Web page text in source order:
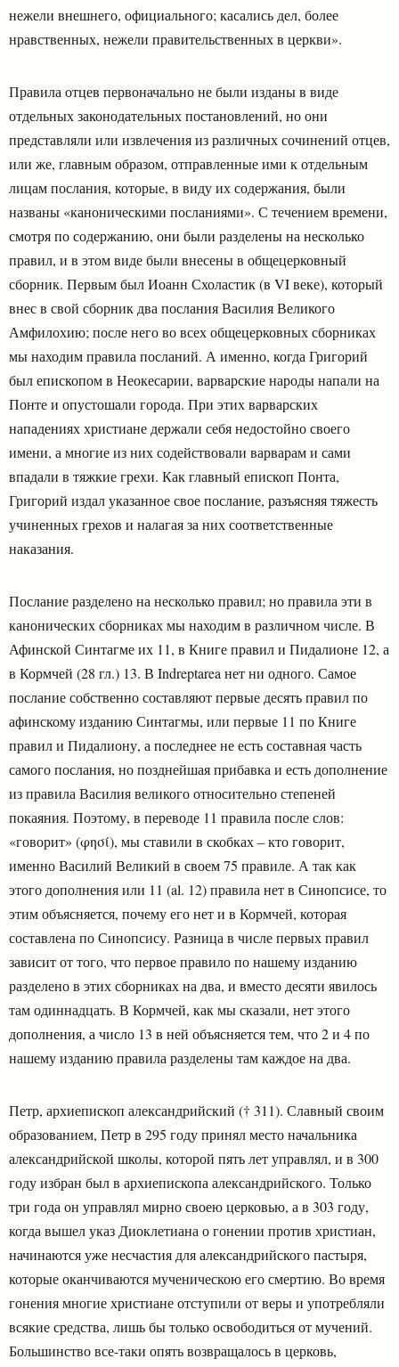
нежели внешнего, официального; касались дел, более
нравственных, нежели правительственных в церкви».
Правила отцев первоначально не были изданы в виде
отдельных законодательных постановлений, но они
представляли или извлечения из различных сочинений отцев,
или же, главным образом, отправленные ими к отдельным
лицам послания, которые, в виду их содержания, были
названы «каноническими посланиями». С течением времени,
смотря по содержанию, они были разделены на несколько
правил, и в этом виде были внесены в общецерковный
сборник. Первым был Иоанн Схоластик (в VI веке), который
внес в свой сборник два послания Василия Великого
Амфилохию; после него во всех общецерковных сборниках
мы находим правила посланий. А именно, когда Григорий
был епископом в Неокесарии, варварские народы напали на
Понте и опустошали города. При этих варварских
нападениях христиане держали себя недостойно своего
имени, а многие из них содействовали варварам и сами
впадали в тяжкие грехи. Как главный епископ Понта,
Григорий издал указанное свое послание, разъясняя тяжесть
учиненных грехов и налагая за них соответственные
наказания.
Послание разделено на несколько правил; но правила эти в
канонических сборниках мы находим в различном числе. В
Афинской Синтагме их 11, в Книге правил и Пидалионе 12, а
в Кормчей (28 гл.) 13. В Indreptarea нет ни одного. Самое
послание собственно составляют первые десять правил по
афинскому изданию Синтагмы, или первые 11 по Книге
правил и Пидалиону, а последнее не есть составная часть
самого послания, но позднейшая прибавка и есть дополнение
из правила Василия великого относительно степеней
покаяния. Поэтому, в переводе 11 правила после слов:
«говорит» (φησί), мы ставили в скобках – кто говорит,
именно Василий Великий в своем 75 правиле. А так как
этого дополнения или 11 (al. 12) правила нет в Синопсисе, то
этим объясняется, почему его нет и в Кормчей, которая
составлена по Синопсису. Разница в числе первых правил
зависит от того, что первое правило по нашему изданию
разделено в этих сборниках на два, и вместо десяти явилось
там одиннадцать. В Кормчей, как мы сказали, нет этого
дополнения, а число 13 в ней объясняется тем, что 2 и 4 по
нашему изданию правила разделены там каждое на два.
Петр, архиепископ александрийский († 311). Славный своим
образованием, Петр в 295 году принял место начальника
александрийской школы, которой пять лет управлял, и в 300
году избран был в архиепископа александрийского. Только
три года он управлял мирно своею церковью, а в 303 году,
когда вышел указ Диоклетиана о гонении против христиан,
начинаются уже несчастия для александрийского пастыря,
которые оканчиваются мученическою его смертию. Во время
гонения многие христиане отступили от веры и употребляли
всякие средства, лишь бы только освободиться от мучений.
Большинство все-таки опять возвращалось в церковь,